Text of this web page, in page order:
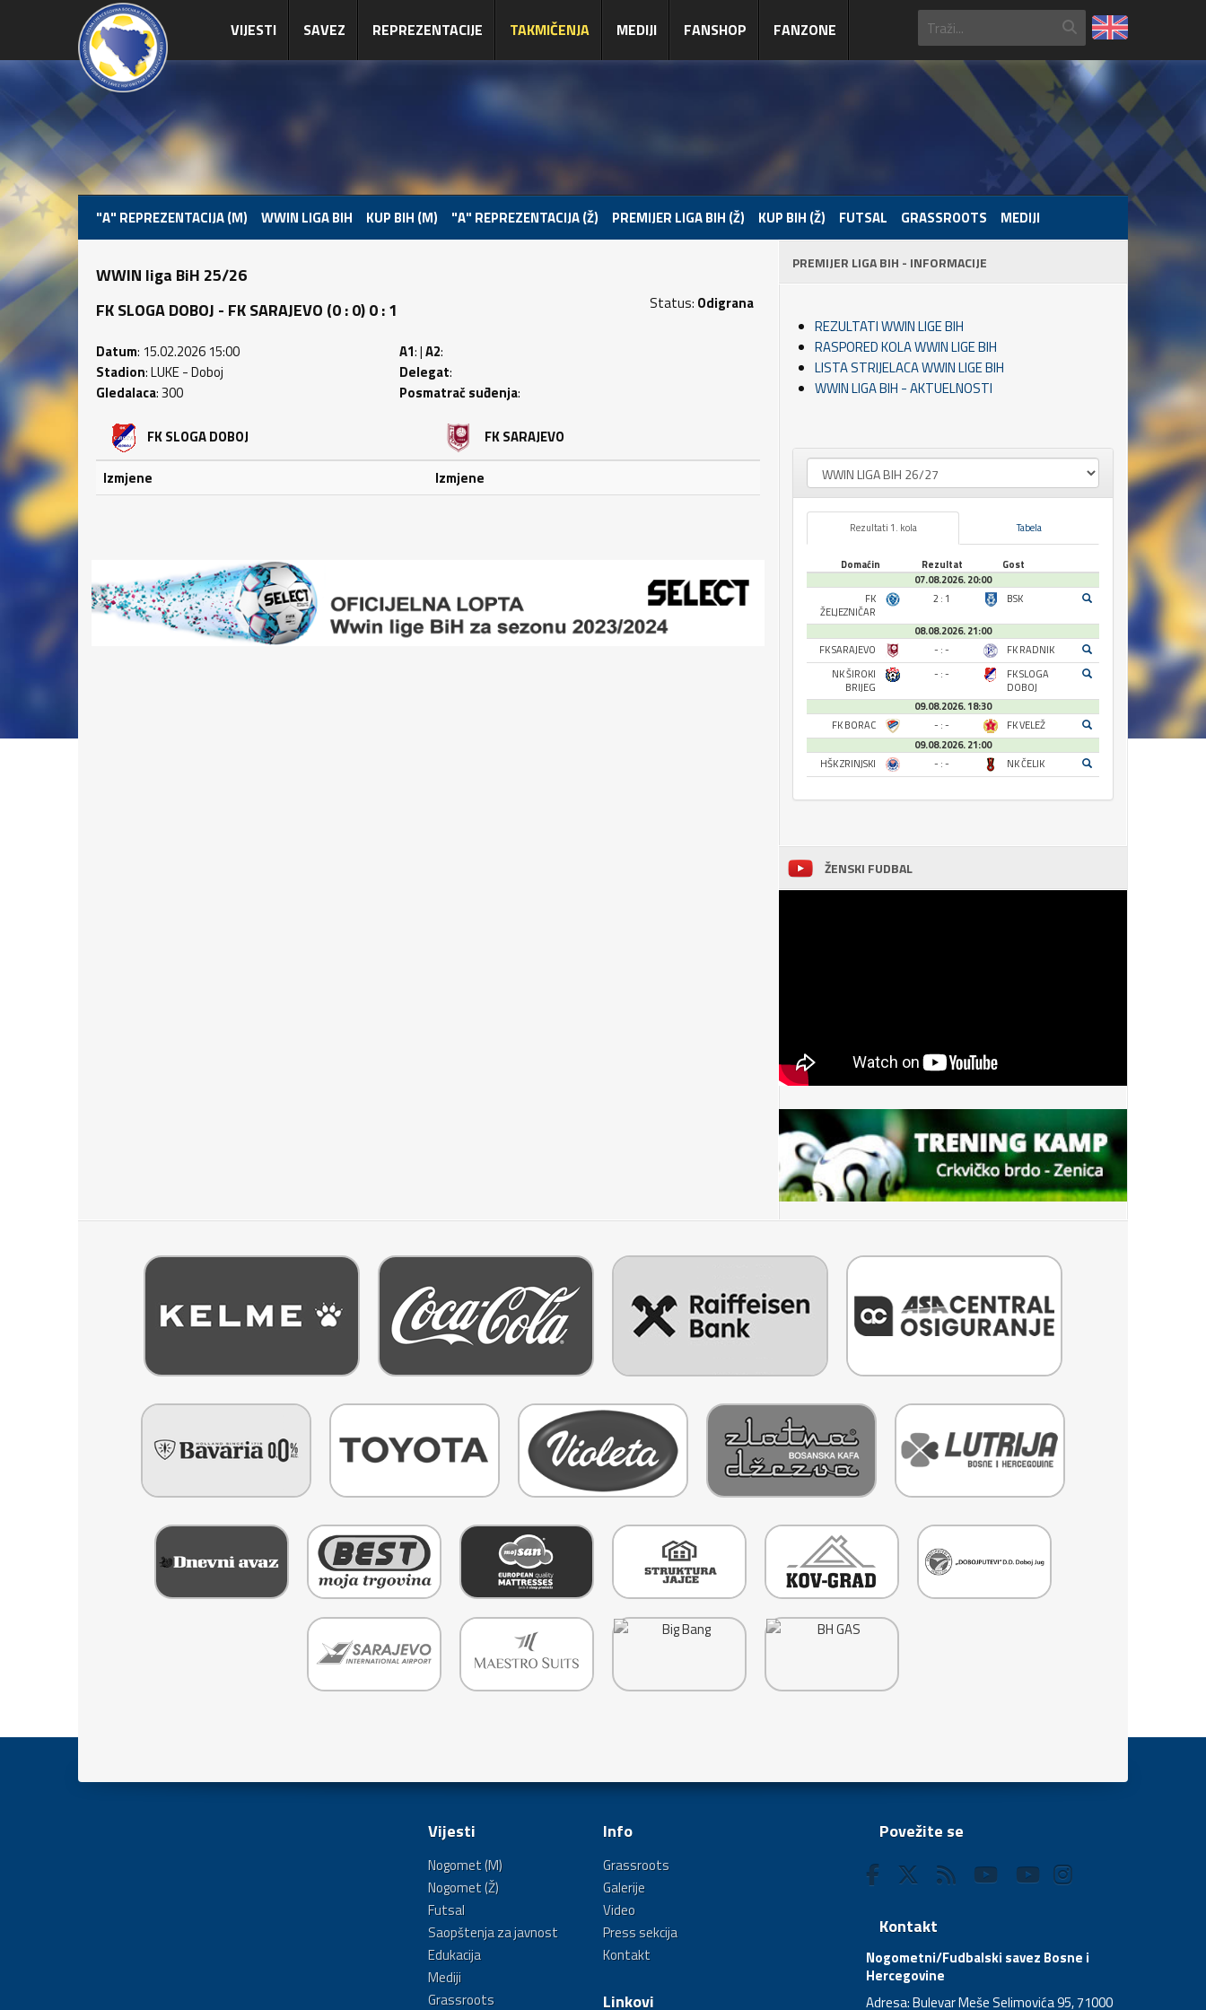
VIJESTI SAVEZ REPREZENTACIJE TAKMIČENJA MEDIJI FANSHOP FANZONE
"A" REPREZENTACIJA (M) WWIN LIGA BIH KUP BIH (M) "A" REPREZENTACIJA (Ž) PREMIJER LIGA BIH (Ž) KUP BIH (Ž) FUTSAL GRASSROOTS MEDIJI
WWIN liga BiH 25/26
FK SLOGA DOBOJ - FK SARAJEVO (0 : 0) 0 : 1
Status: Odigrana
Datum: 15.02.2026 15:00
Stadion: LUKE - Doboj
Gledalaca: 300
A1: |A2:
Delegat:
Posmatrač suđenja:
FK SLOGA DOBOJ
Izmjene
FK SARAJEVO
Izmjene
PREMIJER LIGA BIH - INFORMACIJE
REZULTATI WWIN LIGE BIH
RASPORED KOLA WWIN LIGE BIH
LISTA STRIJELACA WWIN LIGE BIH
WWIN LIGA BIH - AKTUELNOSTI
Rezultati 1. kola Tabela
Domaćin Rezultat
Gost
07.08.2026. 20:00
FK
ŽELJEZNIČAR
2 : 1 BSK
08.08.2026. 21:00
FK SARAJEVO
- : -
FK RADNIK
NK ŠIROKI
BRIJEG
- : -
FK SLOGA
DOBOJ
09.08.2026. 18:30
FK BORAC
- : -
FK VELEŽ
09.08.2026. 21:00
HŠK ZRINJSKI
- : - NK ČELIK
ŽENSKI FUDBAL
Vijesti
Nogomet (M)
Nogomet (Ž)
Futsal
Saopštenja za javnost
Edukacija
Mediji
Grassroots
Info
Grassroots
Galerije
Video
Press sekcija
Kontakt
Linkovi
Povežite se
Kontakt
Nogometni/Fudbalski savez Bosne i
Hercegovine
Adresa: Bulevar Meše Selimovića 95, 71000